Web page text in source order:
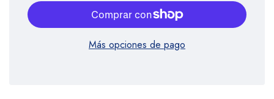
Más opciones de pago